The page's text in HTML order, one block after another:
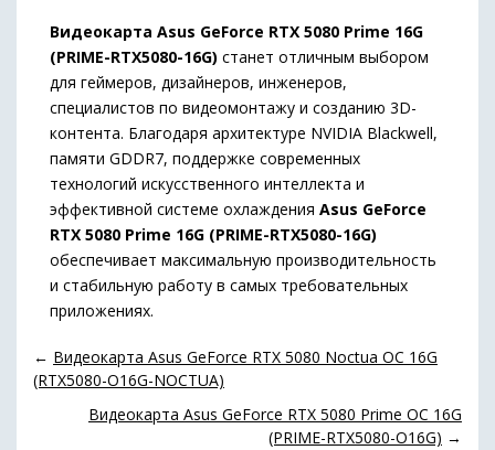
Видеокарта Asus GeForce RTX 5080 Prime 16G
(PRIME-RTX5080-16G) станет отличным выбором
для геймеров, дизайнеров, инженеров,
специалистов по видеомонтажу и созданию 3D-
контента. Благодаря архитектуре NVIDIA Blackwell,
памяти GDDR7, поддержке современных
технологий искусственного интеллекта и
эффективной системе охлаждения Asus GeForce
RTX 5080 Prime 16G (PRIME-RTX5080-16G)
обеспечивает максимальную производительность
и стабильную работу в самых требовательных
приложениях.
← Видеокарта Asus GeForce RTX 5080 Noctua OC 16G
(RTX5080-O16G-NOCTUA)
Видеокарта Asus GeForce RTX 5080 Prime OC 16G
(PRIME-RTX5080-O16G) →